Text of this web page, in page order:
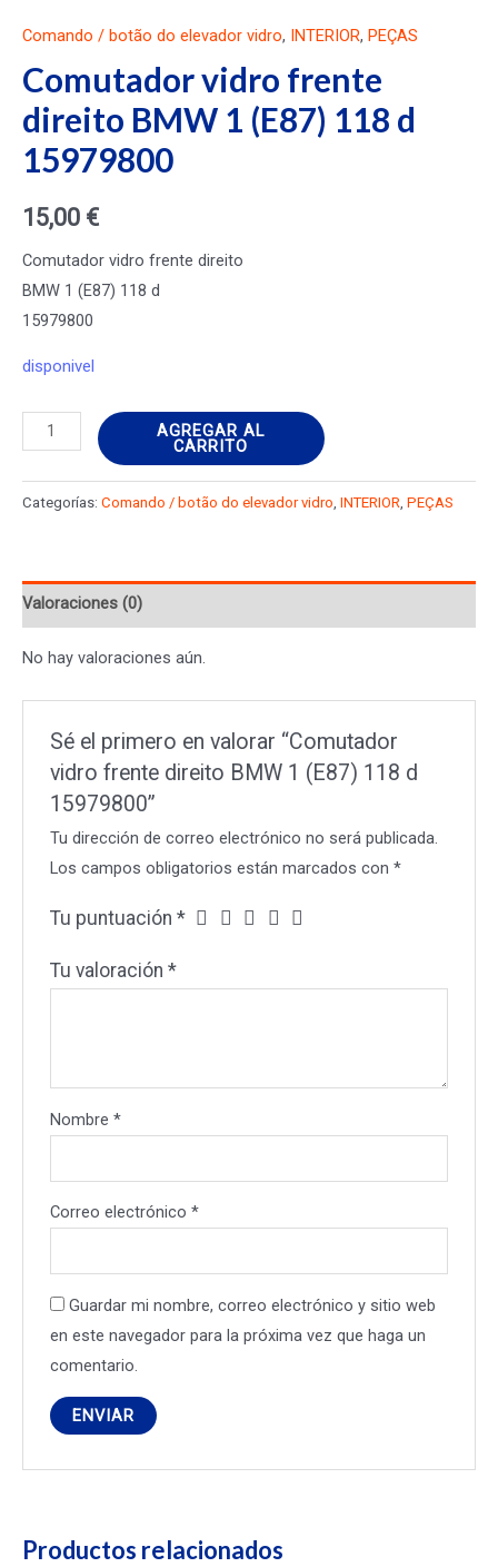
Comando / botão do elevador vidro, INTERIOR, PEÇAS
Comutador vidro frente
direito BMW 1 (E87) 118 d
15979800
15,00 €
Comutador vidro frente direito
BMW 1 (E87) 118 d
15979800
disponivel
Comutador
vidro
frente
direito
(E87)
d
AGREGAR AL
CARRITO
Categorías: Comando / botão do elevador vidro INTERIOR PEÇAS
Valoraciones (0)
No hay valoraciones aún.
Sé el primero en valorar “Comutador
vidro frente direito BMW 1 (E87) 118 d
15979800”
Tu dirección de correo electrónico no será publicada.
Los campos obligatorios están marcados con*
Tu puntuación*
Tu valoración*
Nombre*
Correo electrónico*
Guardar mi nombre, correo electrónico y sitio web
en este navegador para la próxima vez que haga un
comentario.
Productos relacionados